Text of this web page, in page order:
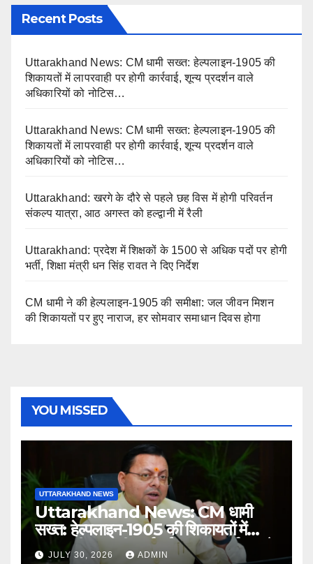
Recent Posts
Uttarakhand News: CM धामी सख्त: हेल्पलाइन-1905 की
शिकायतों में लापरवाही पर होगी कार्रवाई, शून्य प्रदर्शन वाले
अधिकारियों को नोटिस…
Uttarakhand News: CM धामी सख्त: हेल्पलाइन-1905 की
शिकायतों में लापरवाही पर होगी कार्रवाई, शून्य प्रदर्शन वाले
अधिकारियों को नोटिस…
Uttarakhand: खरगे के दौरे से पहले छह विस में होगी परिवर्तन
संकल्प यात्रा, आठ अगस्त को हल्द्वानी में रैली
Uttarakhand: प्रदेश में शिक्षकों के 1500 से अधिक पदों पर होगी
भर्ती, शिक्षा मंत्री धन सिंह रावत ने दिए निर्देश
CM धामी ने की हेल्पलाइन-1905 की समीक्षा: जल जीवन मिशन
की शिकायतों पर हुए नाराज, हर सोमवार समाधान दिवस होगा
YOU MISSED
UTTARAKHAND NEWS
Uttarakhand News: CM धामी
सख्त: हेल्पलाइन-1905 की शिकायतों में
लापरवाही पर होगी कार्रवाई, शून्य प्रदर्शन वाले
JULY 30, 2026 ADMIN